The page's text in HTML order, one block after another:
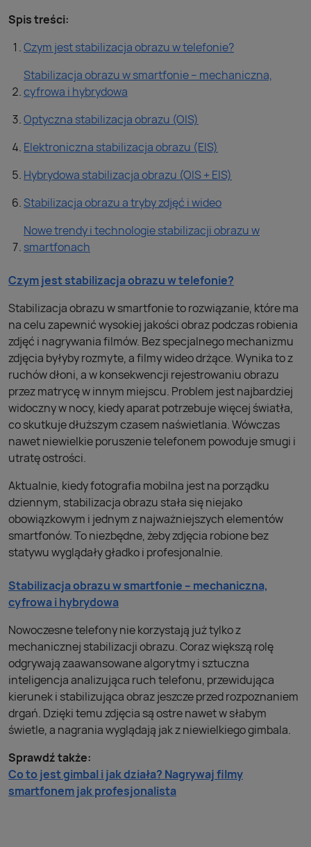
Spis treści:
Czym jest stabilizacja obrazu w telefonie?
Stabilizacja obrazu w smartfonie – mechaniczna,
cyfrowa i hybrydowa
Optyczna stabilizacja obrazu (OIS)
Elektroniczna stabilizacja obrazu (EIS)
Hybrydowa stabilizacja obrazu (OIS + EIS)
Stabilizacja obrazu a tryby zdjęć i wideo
Nowe trendy i technologie stabilizacji obrazu w
smartfonach
Czym jest stabilizacja obrazu w telefonie?
Stabilizacja obrazu w smartfonie to rozwiązanie, które ma
na celu zapewnić wysokiej jakości obraz podczas robienia
zdjęć i nagrywania filmów. Bez specjalnego mechanizmu
zdjęcia byłyby rozmyte, a filmy wideo drżące. Wynika to z
ruchów dłoni, a w konsekwencji rejestrowaniu obrazu
przez matrycę w innym miejscu. Problem jest najbardziej
widoczny w nocy, kiedy aparat potrzebuje więcej światła,
co skutkuje dłuższym czasem naświetlania. Wówczas
nawet niewielkie poruszenie telefonem powoduje smugi i
utratę ostrości.
Aktualnie, kiedy fotografia mobilna jest na porządku
dziennym, stabilizacja obrazu stała się niejako
obowiązkowym i jednym z najważniejszych elementów
smartfonów. To niezbędne, żeby zdjęcia robione bez
statywu wyglądały gładko i profesjonalnie.
Stabilizacja obrazu w smartfonie – mechaniczna,
cyfrowa i hybrydowa
Nowoczesne telefony nie korzystają już tylko z
mechanicznej stabilizacji obrazu. Coraz większą rolę
odgrywają zaawansowane algorytmy i sztuczna
inteligencja analizująca ruch telefonu, przewidująca
kierunek i stabilizująca obraz jeszcze przed rozpoznaniem
drgań. Dzięki temu zdjęcia są ostre nawet w słabym
świetle, a nagrania wyglądają jak z niewielkiego gimbala.
Sprawdź także:
Co to jest gimbal i jak działa? Nagrywaj filmy
smartfonem jak profesjonalista